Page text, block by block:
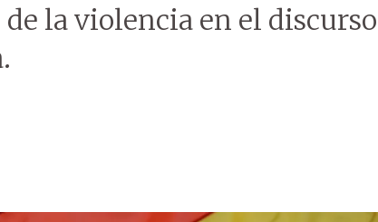
la violencia en el discurso